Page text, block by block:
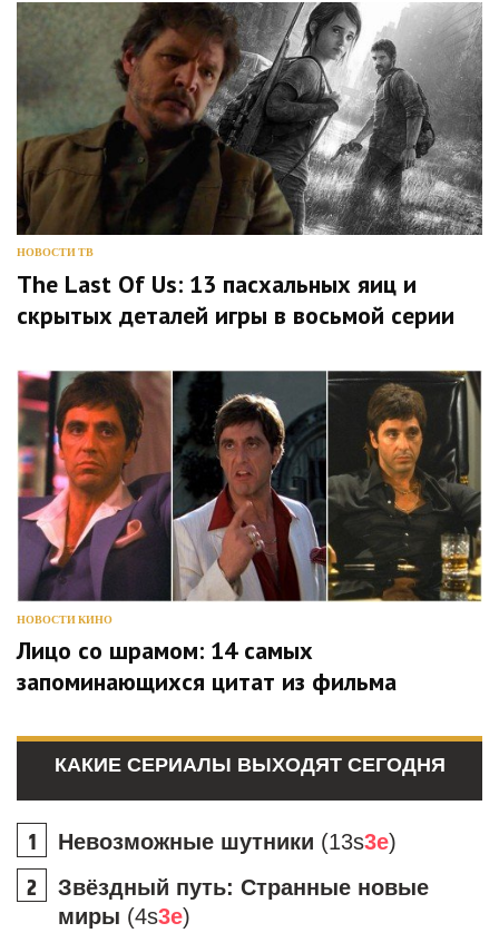
НОВОСТИ ТВ
The Last Of Us: 13 пасхальных яиц и
скрытых деталей игры в восьмой серии
НОВОСТИ КИНО
Лицо со шрамом: 14 самых
запоминающихся цитат из фильма
КАКИЕ СЕРИАЛЫ ВЫХОДЯТ СЕГОДНЯ
Невозможные шутники (13s3e)
Звёздный путь: Странные новые
миры (4s3e)